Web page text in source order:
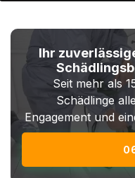
Ihr
Seit mehr als
Schädlinge
Engagement und